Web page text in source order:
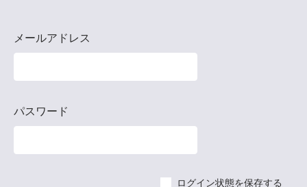
メールアドレス
パスワード
ログイン状態を保存する